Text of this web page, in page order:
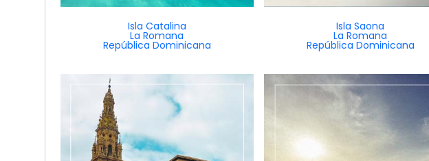
Isla Catalina
La Romana
República Dominicana
Isla Saona
La Romana
República Dominicana